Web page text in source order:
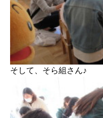
そして、そら組さん♪